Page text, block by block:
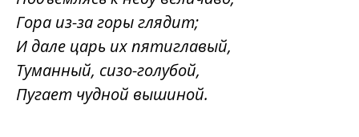
Гора из-за горы глядит;
И дале царь их пятиглавый,
Туманный, сизо-голубой,
Пугает чудной вышиной.